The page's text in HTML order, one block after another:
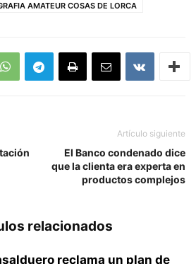
AMATEUR COSAS DE LORCA
Artículo siguiente
El Banco condenado dice
que la clienta era experta en
productos complejos
relacionados
reclama un plan de